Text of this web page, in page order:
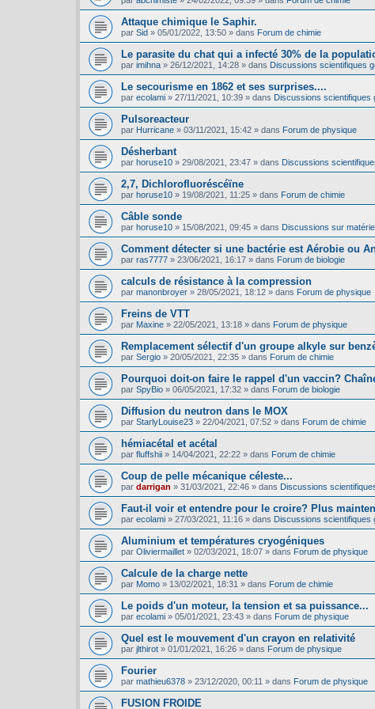
Attaque chimique le Saphir.
par Sid » 05/01/2022, 13:50 » dans Forum de chimie
Le parasite du chat qui a infecté 30% de la
par imihna » 26/12/2021, 14:28 » dans Discussions scientifiques
Le secourisme en 1862 et ses surprises....
par ecolami » 27/11/2021, 10:39 » dans Discussions scientifiques
Pulsoreacteur
par Hurricane » 03/11/2021, 15:42 » dans Forum de physique
Désherbant
par horuse10 » 29/08/2021, 23:47 » dans Discussions
2,7, Dichlorofluoréscéïne
par horuse10 » 19/08/2021, 11:25 » dans Forum de chimie
Câble sonde
par horuse10 » 15/08/2021, 09:45 » dans Discussions sur
Comment détecter si une bactérie est Aérobie ou
par ras7777 » 23/06/2021, 16:17 » dans Forum de biologie
calculs de résistance à la compression
par manonbroyer » 28/05/2021, 18:12 » dans Forum de physique
Freins de VTT
par Maxine » 22/05/2021, 13:18 » dans Forum de physique
Remplacement sélectif d'un groupe alkyle sur
par Sergio » 20/05/2021, 22:35 » dans Forum de chimie
Pourquoi doit-on faire le rappel d'un vaccin?
par SpyBio » 06/05/2021, 17:32 » dans Forum de biologie
Diffusion du neutron dans le MOX
par StarlyLouise23 » 22/04/2021, 07:52 » dans Forum de chimie
hémiacétal et acétal
par fluffshii » 14/04/2021, 22:22 » dans Forum de chimie
Coup de pelle mécanique céleste...
par darrigan » 31/03/2021, 22:46 » dans Discussions
Faut-il voir et entendre pour le croire? Plus
par ecolami » 27/03/2021, 11:16 » dans Discussions scientifiques
Aluminium et températures cryogéniques
par Oliviermaillet » 02/03/2021, 18:07 » dans Forum de physique
Calcule de la charge nette
par Momo » 13/02/2021, 18:31 » dans Forum de chimie
Le poids d'un moteur, la tension et sa puissance...
par ecolami » 05/01/2021, 23:43 » dans Forum de physique
Quel est le mouvement d'un crayon en relativité
par jlthirot » 01/01/2021, 16:26 » dans Forum de physique
Fourier
par mathieu6378 » 23/12/2020, 00:11 » dans Forum de physique
FUSION FROIDE